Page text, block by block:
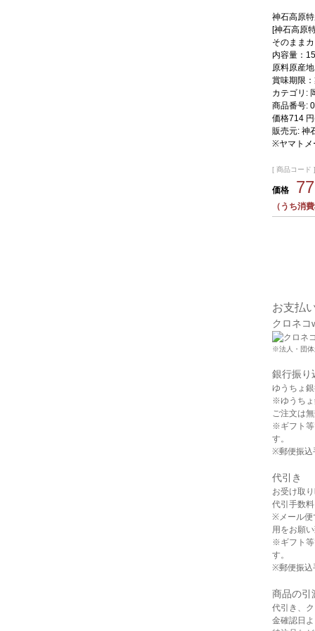
神石高原
[神石高原
そのまま
内容量：
原料原産
賞味期限
カテゴリ:
商品番号:
価格714
販売元: 神
※ヤマトメ
[ 商品コード
価格
（うち消
お支払
クロネコ
※法人・団体
銀行振り
ゆうちょ
※ゆうちょ
ご注文は
※ギフト等
す。
※郵便振込
代引き
お受け取
代引手数
※メール便
用をお願
※ギフト等
す。
※郵便振込
商品の引
代引き、
金確認日